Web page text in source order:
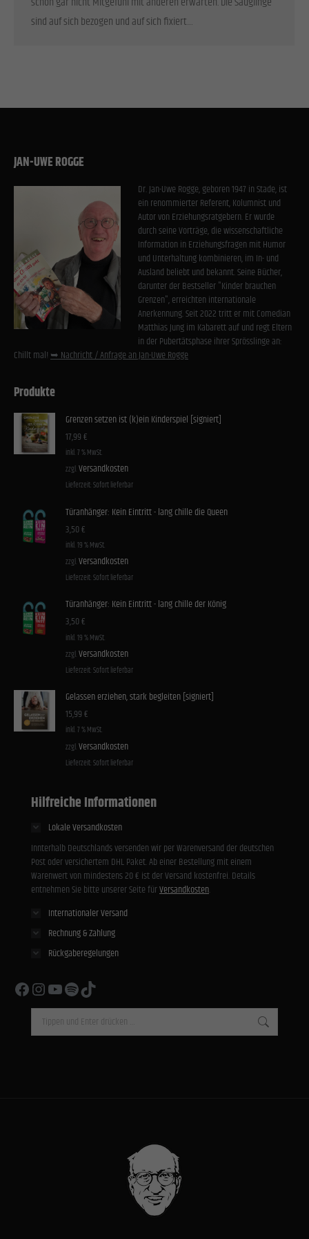
sind auf sich bezogen und auf sich fixiert…
JAN-UWE ROGGE
Dr. Jan-Uwe Rogge, geboren 1947 in Stade, ist
ein renommierter Referent, Kolumnist und
Autor von Erziehungsratgebern. Er wurde
durch seine Vorträge, die wissenschaftliche
Information in Erziehungsfragen mit Humor
und Unterhaltung kombinieren, im In- und
Ausland beliebt und bekannt. Seine Bücher,
darunter der Bestseller "Kinder brauchen
Grenzen", erreichten internationale
Anerkennung. Seit 2022 tritt er mit Comedian
Matthias Jung im Kabarett auf und regt Eltern
in der Pubertätsphase ihrer Sprösslinge an:
Chillt mal!➥ Nachricht / Anfrage an Jan-Uwe Rogge
Produkte
Grenzen setzen ist (k)ein Kinderspiel [signiert]
17,99€
inkl. 7 % MwSt.
zzgl. Versandkosten
Lieferzeit: Sofort lieferbar
Türanhänger: Kein Eintritt - lang chille die Queen
3,50€
inkl. 19 % MwSt.
zzgl. Versandkosten
Lieferzeit: Sofort lieferbar
Türanhänger: Kein Eintritt - lang chille der König
3,50€
inkl. 19 % MwSt.
zzgl. Versandkosten
Lieferzeit: Sofort lieferbar
Gelassen erziehen, stark begleiten [signiert]
15,99€
inkl. 7 % MwSt.
zzgl. Versandkosten
Lieferzeit: Sofort lieferbar
Hilfreiche Informationen
Lokale Versandkosten
Innterhalb Deutschlands versenden wir per Warenversand der deutschen
Post oder versichertem DHL Paket. Ab einer Bestellung mit einem
Warenwert von mindestens 20 € ist der Versand kostenfrei. Details
entnehmen Sie bitte unserer Seite fürVersandkosten.
Internationaler Versand
Rechnung & Zahlung
Rückgaberegelungen
Facebook
Instagram
YouTube
Spotify
TikTok
lassen und so nur bestimmte Cookies auswählen.
Essenziell (1)
Statistiken (1)
Statistik Cookies erfassen Informationen anonym. Diese Informationen helfen uns zu verstehen, wie
unsere Besucher unsere Website nutzen.
Cookie-Informationen anzeigen
Externe Medien (2)
Inhalte von Videoplattformen und Social-Media-Plattformen werden standardmäßig blockiert. Wenn
Cookies von externen Medien akzeptiert werden, bedarf der Zugriff auf diese Inhalte keiner
manuellen Einwilligung mehr.
Cookie-Informationen anzeigen